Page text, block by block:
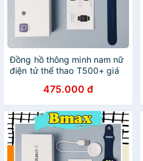
Đồng hồ thông minh nam nữ
điện tử thể thao T500+ giá
đi kèm chống nước phiên
bản giới hạn
475.000 đ